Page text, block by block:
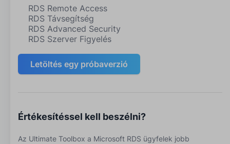
RDS Remote Access
RDS Távsegítség
RDS Advanced Security
RDS Szerver Figyelés
Letöltés egy próbaverzió
Értékesítéssel kell beszélni?
Az Ultimate Toolbox a Microsoft RDS ügyfelek jobb